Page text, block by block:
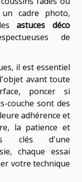
cadre photo,
astuces déco
de
il est essentiel
avant toute
poncer si
couche sont des
adhérence et
la patience et
clés d'une
chaque essai
votre technique